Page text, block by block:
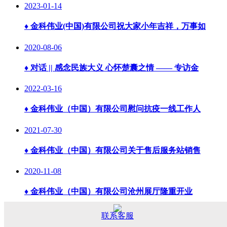
2023-01-14
♦ 金科伟业(中国)有限公司祝大家小年吉祥，万事如
2020-08-06
♦ 对话 || 感念民族大义 心怀楚囊之情 —— 专访金
2022-03-16
♦ 金科伟业（中国）有限公司慰问抗疫一线工作人
2021-07-30
♦ 金科伟业（中国）有限公司关于售后服务站销售
2020-11-08
♦ 金科伟业（中国）有限公司沧州展厅隆重开业
联系客服